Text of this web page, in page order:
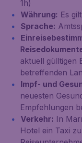
1h)
Währung: Es
Sprache:
aktuell gülltigen
betreffenden
Impf- und
neuesten
Empfehlungen
Verkehr: In
Hotel ein Taxi